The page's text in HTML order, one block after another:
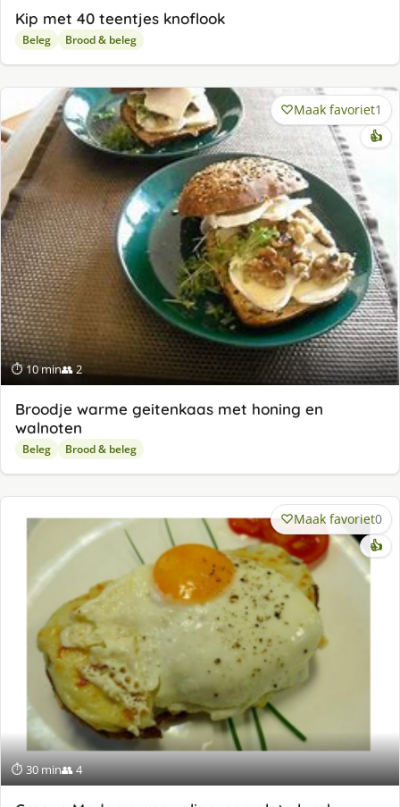
Kip met 40 teentjes knoflook
Beleg Brood & beleg
⏱ 10 min👥 2
Maak favoriet1
👍
Broodje warme geitenkaas met honing en
walnoten
Beleg Brood & beleg
⏱ 30 min👥 4
Maak favoriet0
👍